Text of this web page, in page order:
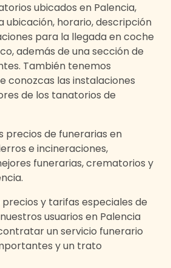
ubicados en Palencia,
ubicación, horario, descripción
para la llegada en coche
además de una sección de
También tenemos
conozcas las instalaciones
de los tanatorios de
precios de funerarias en
e incineraciones,
funerarias, crematorios y
.
y tarifas especiales de
usuarios en Palencia
un servicio funerario
y un trato